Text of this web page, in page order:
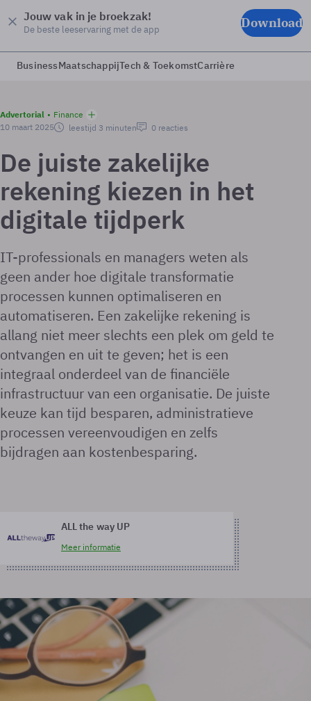
Jouw vak in je broekzak!
De beste leeservaring met de app Download
BusinessMaatschappijTech & ToekomstCarrière
Advertorial
Finance
10 maart 2025
leestijd 3 minuten 0 reacties
De juiste zakelijke
rekening kiezen in het
digitale tijdperk
IT-professionals en managers weten als
geen ander hoe digitale transformatie
processen kunnen optimaliseren en
automatiseren. Een zakelijke rekening is
allang niet meer slechts een plek om geld te
ontvangen en uit te geven; het is een
integraal onderdeel van de financiële
infrastructuur van een organisatie. De juiste
keuze kan tijd besparen, administratieve
processen vereenvoudigen en zelfs
bijdragen aan kostenbesparing.
ALL the way UP
Meer informatie